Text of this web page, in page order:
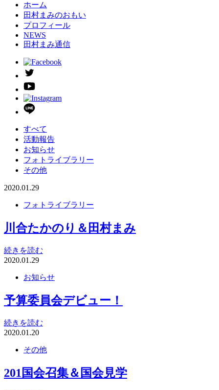
ホーム
田村まみのおもい
プロフィール
NEWS
田村まみ通信
すべて
活動報告
お知らせ
フォトライブラリー
その他
2020.01.29
フォトライブラリー
川合たかのり＆田村まみ
続きを読む
2020.01.29
お知らせ
予算委員会デビュー！
続きを読む
2020.01.20
その他
201国会召集＆国会見学